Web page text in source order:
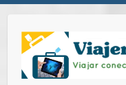
contenido